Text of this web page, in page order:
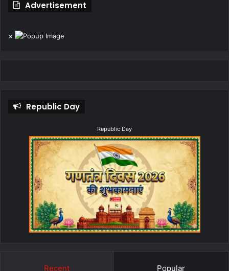
Advertisement
×
Republic Day
Republic Day
Recent Popular